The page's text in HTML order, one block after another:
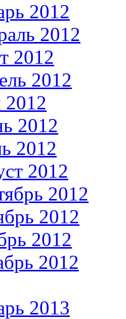
2012
2012
2012
2012
2012
2012
2012
2012
2012
2012
2012
2013